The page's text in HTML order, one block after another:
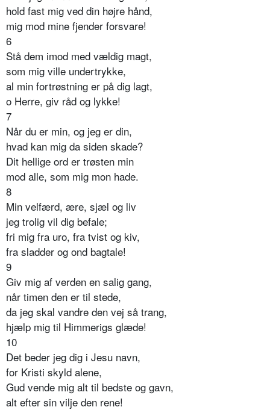
hold fast mig ved din højre hånd,
mig mod mine fjender forsvare!
6
Stå dem imod med vældig magt,
som mig ville undertrykke,
al min fortrøstning er på dig lagt,
o Herre, giv råd og lykke!
7
Når du er min, og jeg er din,
hvad kan mig da siden skade?
Dit hellige ord er trøsten min
mod alle, som mig mon hade.
8
Min velfærd, ære, sjæl og liv
jeg trolig vil dig befale;
fri mig fra uro, fra tvist og kiv,
fra sladder og ond bagtale!
9
Giv mig af verden en salig gang,
når timen den er til stede,
da jeg skal vandre den vej så trang,
hjælp mig til Himmerigs glæde!
10
Det beder jeg dig i Jesu navn,
for Kristi skyld alene,
Gud vende mig alt til bedste og gavn,
alt efter sin vilje den rene!